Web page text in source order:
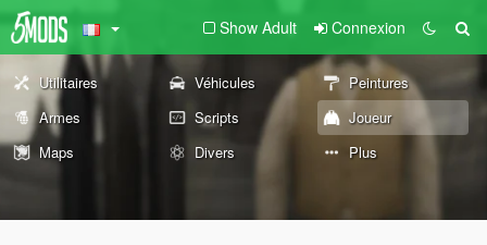
Show Adult Connexion
Utilitaires Véhicules
Peintures
Armes
Scripts
Joueur
Maps
Divers Plus